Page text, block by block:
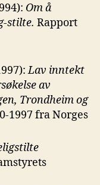
Om å
stilte. Rapport
Lav inntekt
av
Trondheim og
1997 fra Norges